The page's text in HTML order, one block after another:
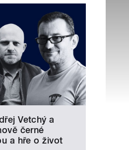
Vetchý a
černé
a hře o život